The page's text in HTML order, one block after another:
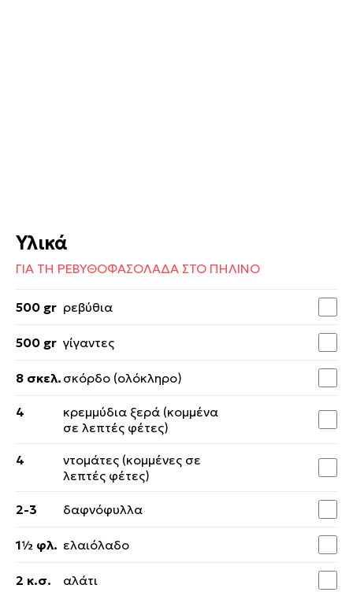
Υλικά
ΓΙΑ ΤΗ ΡΕΒΥΘΟΦΑΣΟΛΑΔΑ ΣΤΟ ΠΗΛΙΝΟ
500 gr ρεβύθια
500 gr γίγαντες
8 σκελ. σκόρδο (ολόκληρο)
4
κρεμμύδια ξερά (κομμένα
σε λεπτές φέτες)
4
ντομάτες (κομμένες σε
λεπτές φέτες)
2-3 δαφνόφυλλα
1½ φλ. ελαιόλαδο
2 κ.σ. αλάτι